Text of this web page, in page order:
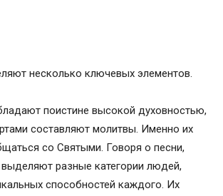
несколько ключевых элементов.
поистине высокой духовностью,
составляют молитвы. Именно их
со Святыми. Говоря о песни,
разные категории людей,
способностей каждого. Их